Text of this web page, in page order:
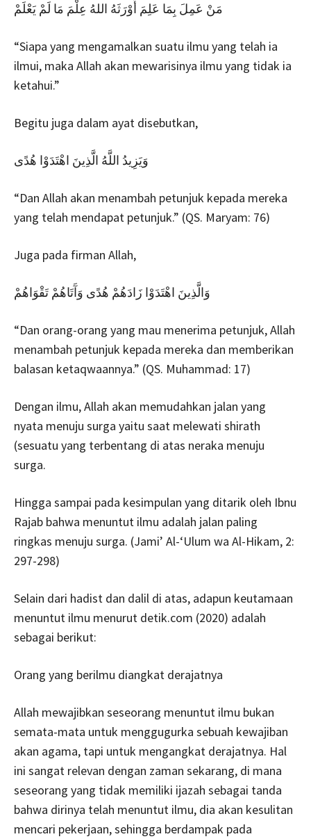
مَنْ عَمِلَ بِمَا عَلِمَ أَوْرَثَهُ اللهُ عِلْمَ مَا لَمْ يَعْلَمْ
“Siapa yang mengamalkan suatu ilmu yang telah ia
ilmui, maka Allah akan mewarisinya ilmu yang tidak ia
ketahui.”
Begitu juga dalam ayat disebutkan,
وَيَزِيدُ اللَّهُ الَّذِينَ اهْتَدَوْا هُدًى
“Dan Allah akan menambah petunjuk kepada mereka
yang telah mendapat petunjuk.” (QS. Maryam: 76)
Juga pada firman Allah,
وَالَّذِينَ اهْتَدَوْا زَادَهُمْ هُدًى وَآَتَاهُمْ تَقْوَاهُمْ
“Dan orang-orang yang mau menerima petunjuk, Allah
menambah petunjuk kepada mereka dan memberikan
balasan ketaqwaannya.” (QS. Muhammad: 17)
Dengan ilmu, Allah akan memudahkan jalan yang
nyata menuju surga yaitu saat melewati shirath
(sesuatu yang terbentang di atas neraka menuju
surga.
Hingga sampai pada kesimpulan yang ditarik oleh Ibnu
Rajab bahwa menuntut ilmu adalah jalan paling
ringkas menuju surga. (Jami’ Al-‘Ulum wa Al-Hikam, 2:
297-298)
Selain dari hadist dan dalil di atas, adapun keutamaan
menuntut ilmu menurut detik.com (2020) adalah
sebagai berikut:
Orang yang berilmu diangkat derajatnya
Allah mewajibkan seseorang menuntut ilmu bukan
semata-mata untuk menggugurka sebuah kewajiban
akan agama, tapi untuk mengangkat derajatnya. Hal
ini sangat relevan dengan zaman sekarang, di mana
seseorang yang tidak memiliki ijazah sebagai tanda
bahwa dirinya telah menuntut ilmu, dia akan kesulitan
mencari pekerjaan, sehingga berdampak pada